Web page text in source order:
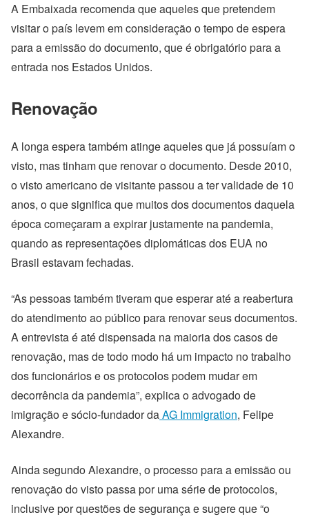
A Embaixada recomenda que aqueles que pretendem
visitar o país levem em consideração o tempo de espera
para a emissão do documento, que é obrigatório para a
entrada nos Estados Unidos.
Renovação
A longa espera também atinge aqueles que já possuíam o
visto, mas tinham que renovar o documento. Desde 2010,
o visto americano de visitante passou a ter validade de 10
anos, o que significa que muitos dos documentos daquela
época começaram a expirar justamente na pandemia,
quando as representações diplomáticas dos EUA no
Brasil estavam fechadas.
“As pessoas também tiveram que esperar até a reabertura
do atendimento ao público para renovar seus documentos.
A entrevista é até dispensada na maioria dos casos de
renovação, mas de todo modo há um impacto no trabalho
dos funcionários e os protocolos podem mudar em
decorrência da pandemia”, explica o advogado de
imigração e sócio-fundador daAG Immigration, Felipe
Alexandre.
Ainda segundo Alexandre, o processo para a emissão ou
renovação do visto passa por uma série de protocolos,
inclusive por questões de segurança e sugere que “o